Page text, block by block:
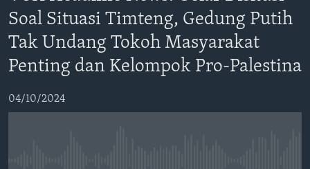
ke
Navigasi
Lanjut
Pencarian
POLYGRAPH
DAFTAR PROGRAM
Learning English
IKUTI KAMI
Soal Situasi Timteng, Gedung Putih
Tak Undang Tokoh Masyarakat
Penting dan Kelompok Pro-Palestina
04/10/2024